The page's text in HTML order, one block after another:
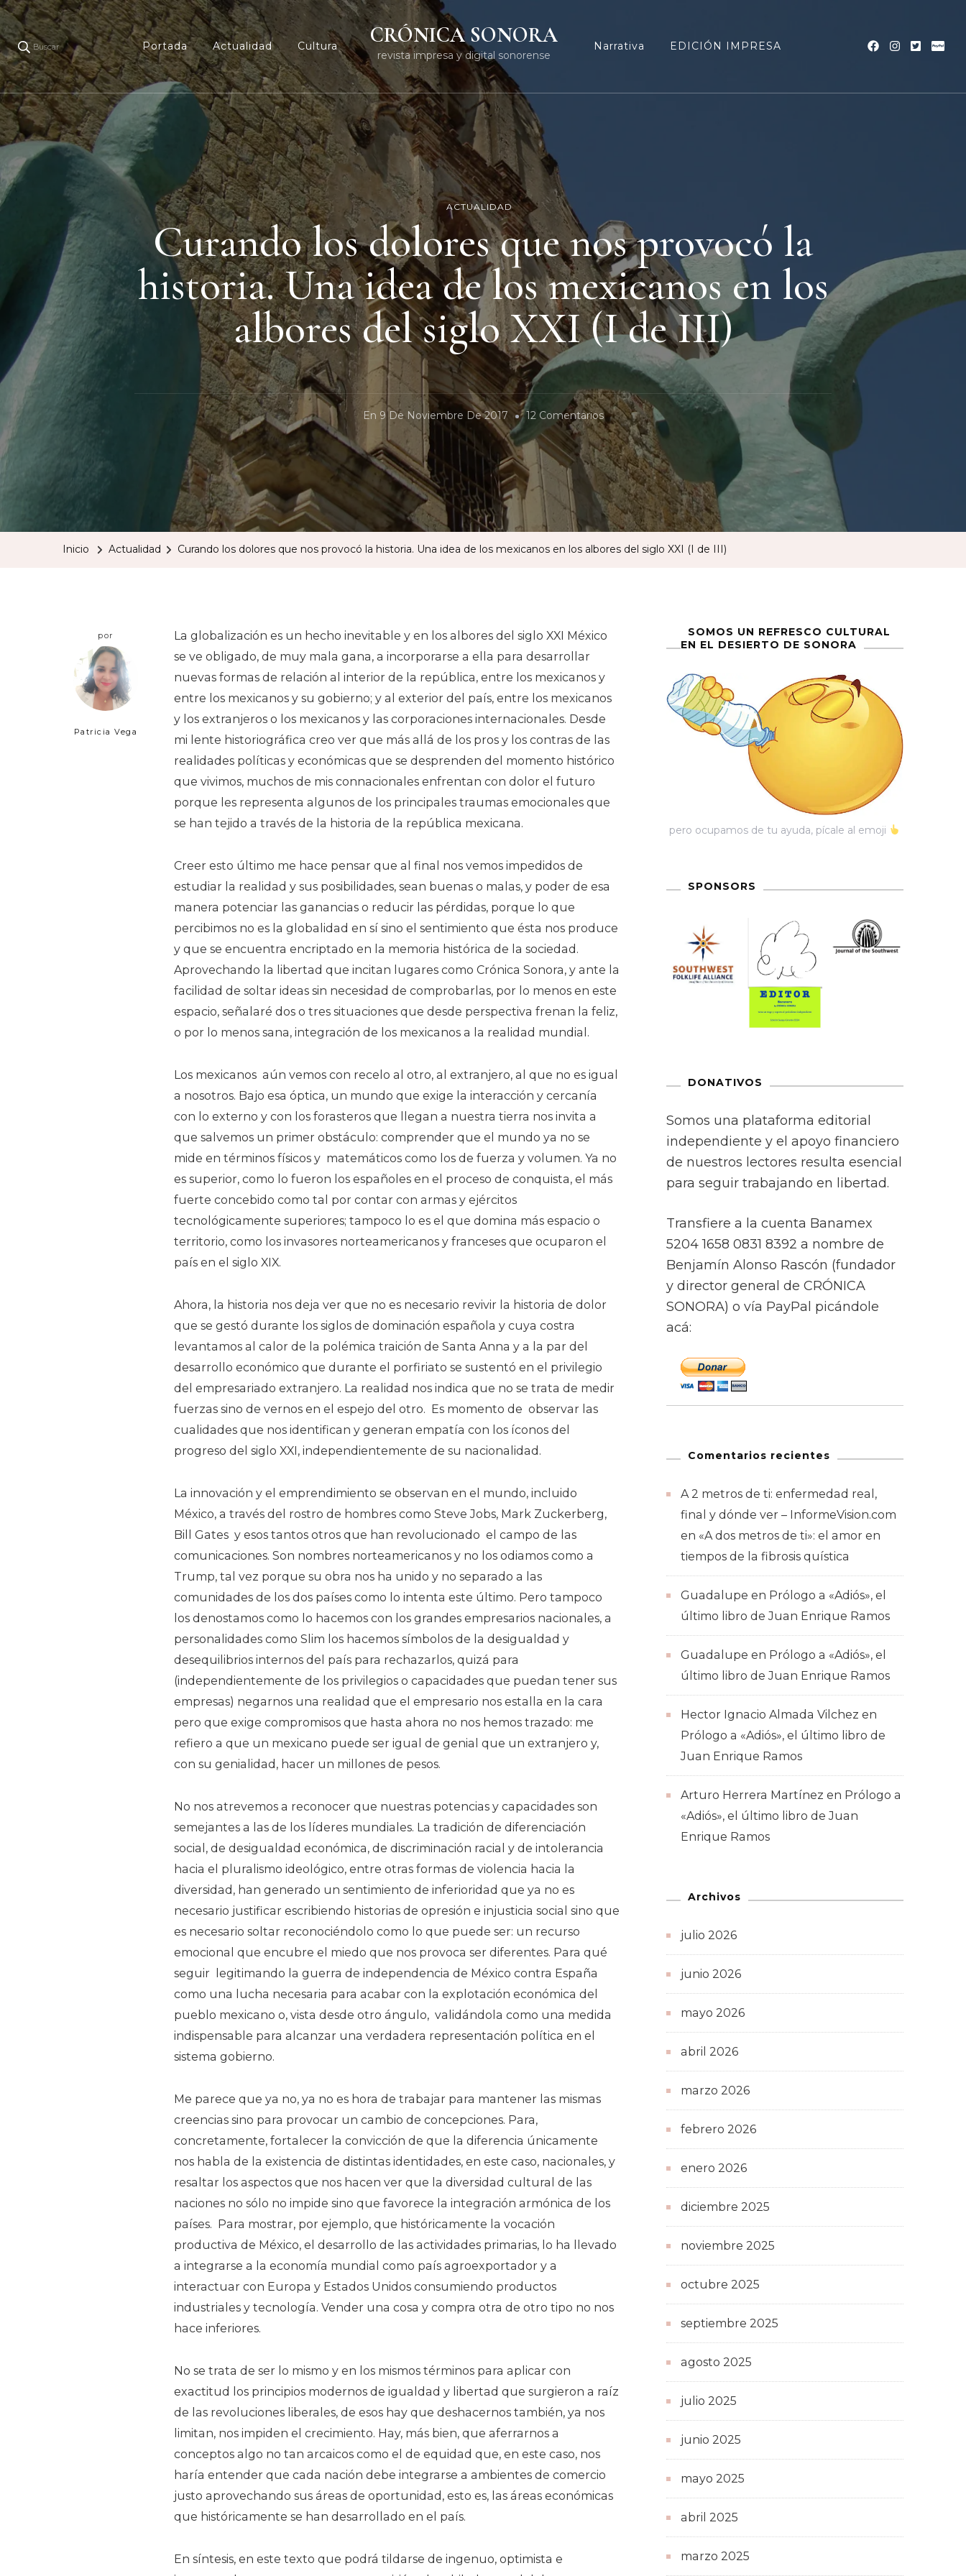
Buscar Portada Actualidad Cultura CRÓNICA SONORA
revista impresa y digital sonorense
Narrativa EDICIÓN IMPRESA
ACTUALIDAD
Curando los dolores que nos provocó la
historia. Una idea de los mexicanos en los
albores del siglo XXI (I de III)
En 9 De Noviembre De 2017 12 ComentariosEn
Curando
Los
Dolores
Que
Nos
De
En
Los
Albores
Del
XXI
Inicio Actualidad Curando los dolores que nos provocó la historia. Una idea de los mexicanos en los albores del siglo XXI (I de III)
por
Patricia Vega
La globalización es un hecho inevitable y en los albores del siglo XXI México
se ve obligado, de muy mala gana, a incorporarse a ella para desarrollar
nuevas formas de relación al interior de la república, entre los mexicanos y
entre los mexicanos y su gobierno; y al exterior del país, entre los mexicanos
y los extranjeros o los mexicanos y las corporaciones internacionales. Desde
mi lente historiográfica creo ver que más allá de los pros y los contras de las
realidades políticas y económicas que se desprenden del momento histórico
que vivimos, muchos de mis connacionales enfrentan con dolor el futuro
porque les representa algunos de los principales traumas emocionales que
se han tejido a través de la historia de la república mexicana.
Creer esto último me hace pensar que al final nos vemos impedidos de
estudiar la realidad y sus posibilidades, sean buenas o malas, y poder de esa
manera potenciar las ganancias o reducir las pérdidas, porque lo que
percibimos no es la globalidad en sí sino el sentimiento que ésta nos produce
y que se encuentra encriptado en la memoria histórica de la sociedad.
Aprovechando la libertad que incitan lugares como Crónica Sonora, y ante la
facilidad de soltar ideas sin necesidad de comprobarlas, por lo menos en este
espacio, señalaré dos o tres situaciones que desde perspectiva frenan la feliz,
o por lo menos sana, integración de los mexicanos a la realidad mundial.
Los mexicanos aún vemos con recelo al otro, al extranjero, al que no es igual
a nosotros. Bajo esa óptica, un mundo que exige la interacción y cercanía
con lo externo y con los forasteros que llegan a nuestra tierra nos invita a
que salvemos un primer obstáculo: comprender que el mundo ya no se
mide en términos físicos y matemáticos como los de fuerza y volumen. Ya no
es superior, como lo fueron los españoles en el proceso de conquista, el más
fuerte concebido como tal por contar con armas y ejércitos
tecnológicamente superiores; tampoco lo es el que domina más espacio o
territorio, como los invasores norteamericanos y franceses que ocuparon el
país en el siglo XIX.
Ahora, la historia nos deja ver que no es necesario revivir la historia de dolor
que se gestó durante los siglos de dominación española y cuya costra
levantamos al calor de la polémica traición de Santa Anna y a la par del
desarrollo económico que durante el porfiriato se sustentó en el privilegio
del empresariado extranjero. La realidad nos indica que no se trata de medir
fuerzas sino de vernos en el espejo del otro. Es momento de observar las
cualidades que nos identifican y generan empatía con los íconos del
progreso del siglo XXI, independientemente de su nacionalidad.
La innovación y el emprendimiento se observan en el mundo, incluido
México, a través del rostro de hombres como Steve Jobs, Mark Zuckerberg,
Bill Gates y esos tantos otros que han revolucionado el campo de las
comunicaciones. Son nombres norteamericanos y no los odiamos como a
Trump, tal vez porque su obra nos ha unido y no separado a las
comunidades de los dos países como lo intenta este último. Pero tampoco
los denostamos como lo hacemos con los grandes empresarios nacionales, a
personalidades como Slim los hacemos símbolos de la desigualdad y
desequilibrios internos del país para rechazarlos, quizá para
(independientemente de los privilegios o capacidades que puedan tener sus
empresas) negarnos una realidad que el empresario nos estalla en la cara
pero que exige compromisos que hasta ahora no nos hemos trazado: me
refiero a que un mexicano puede ser igual de genial que un extranjero y,
con su genialidad, hacer un millones de pesos.
No nos atrevemos a reconocer que nuestras potencias y capacidades son
semejantes a las de los líderes mundiales. La tradición de diferenciación
social, de desigualdad económica, de discriminación racial y de intolerancia
hacia el pluralismo ideológico, entre otras formas de violencia hacia la
diversidad, han generado un sentimiento de inferioridad que ya no es
necesario justificar escribiendo historias de opresión e injusticia social sino que
es necesario soltar reconociéndolo como lo que puede ser: un recurso
emocional que encubre el miedo que nos provoca ser diferentes. Para qué
seguir legitimando la guerra de independencia de México contra España
como una lucha necesaria para acabar con la explotación económica del
pueblo mexicano o, vista desde otro ángulo, validándola como una medida
indispensable para alcanzar una verdadera representación política en el
sistema gobierno.
Me parece que ya no, ya no es hora de trabajar para mantener las mismas
creencias sino para provocar un cambio de concepciones. Para,
concretamente, fortalecer la convicción de que la diferencia únicamente
nos habla de la existencia de distintas identidades, en este caso, nacionales, y
resaltar los aspectos que nos hacen ver que la diversidad cultural de las
naciones no sólo no impide sino que favorece la integración armónica de los
países. Para mostrar, por ejemplo, que históricamente la vocación
productiva de México, el desarrollo de las actividades primarias, lo ha llevado
a integrarse a la economía mundial como país agroexportador y a
interactuar con Europa y Estados Unidos consumiendo productos
industriales y tecnología. Vender una cosa y compra otra de otro tipo no nos
hace inferiores.
No se trata de ser lo mismo y en los mismos términos para aplicar con
exactitud los principios modernos de igualdad y libertad que surgieron a raíz
de las revoluciones liberales, de esos hay que deshacernos también, ya nos
limitan, nos impiden el crecimiento. Hay, más bien, que aferrarnos a
conceptos algo no tan arcaicos como el de equidad que, en este caso, nos
haría entender que cada nación debe integrarse a ambientes de comercio
justo aprovechando sus áreas de oportunidad, esto es, las áreas económicas
que históricamente se han desarrollado en el país.
En síntesis, en este texto que podrá tildarse de ingenuo, optimista e
SOMOS UN REFRESCO CULTURAL
EN EL DESIERTO DE SONORA
pero ocupamos de tu ayuda, pícale al emoji
SPONSORS
DONATIVOS
Somos una plataforma editorial
independiente y el apoyo financiero
de nuestros lectores resulta esencial
para seguir trabajando en libertad.
Transfiere a la cuenta Banamex
5204 1658 0831 8392 a nombre de
Benjamín Alonso Rascón (fundador
y director general de CRÓNICA
SONORA) o vía PayPal picándole
acá:
Comentarios recientes
A 2 metros de ti: enfermedad real,
final y dónde ver – InformeVision.com
en «A dos metros de ti»: el amor en
tiempos de la fibrosis quística
Guadalupe en Prólogo a «Adiós», el
último libro de Juan Enrique Ramos
Guadalupe en Prólogo a «Adiós», el
último libro de Juan Enrique Ramos
Hector Ignacio Almada Vilchez en
Prólogo a «Adiós», el último libro de
Juan Enrique Ramos
Arturo Herrera Martínez en Prólogo a
«Adiós», el último libro de Juan
Enrique Ramos
Archivos
julio 2026
junio 2026
mayo 2026
abril 2026
marzo 2026
febrero 2026
enero 2026
diciembre 2025
noviembre 2025
octubre 2025
septiembre 2025
agosto 2025
julio 2025
junio 2025
mayo 2025
abril 2025
marzo 2025